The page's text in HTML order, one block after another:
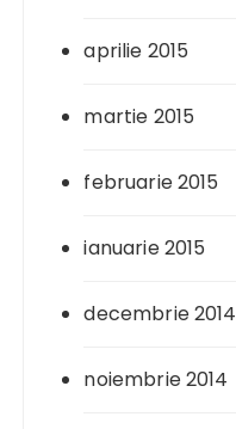
aprilie 2015
martie 2015
februarie 2015
ianuarie 2015
decembrie 2014
noiembrie 2014